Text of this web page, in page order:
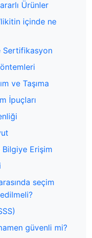
Ürünler
içinde ne
Sertifikasyon
ve Taşıma
İpuçları
Erişim
seçim
güvenli mi?